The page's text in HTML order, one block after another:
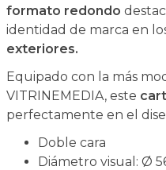
formato redondo
identidad de marca en
exteriores.
Equipado con la más
VITRINEMEDIA, este
perfectamente en el
Doble cara
Diámetro visual: Ø